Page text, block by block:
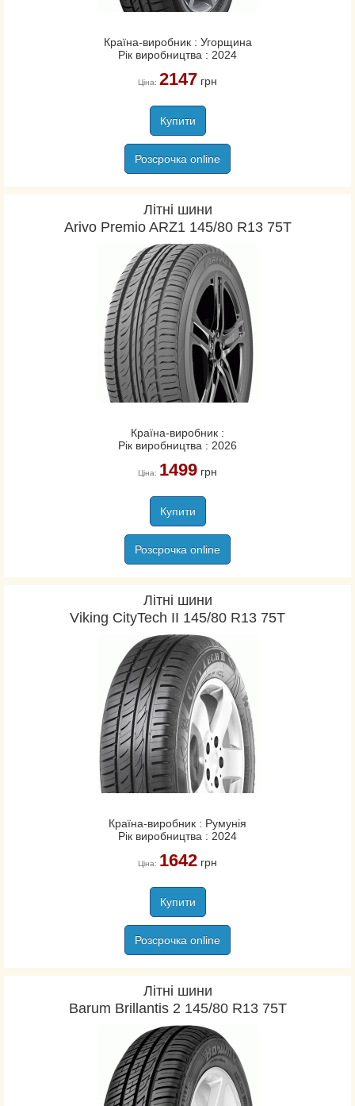
Kleber
Kumho
Lassa
Marangoni
Marshal
Matador
Michelin
Nankang
Nexen/Roadstone
Nitto Tire
Nokian
Orium
Ovation
Pirelli
Premiorri
Rosava
Strial
Sumitomo
Tatko
Tigar
Toyo
Viking
Vredestein
Yokohama
Белшина
Країна-виробник : Угорщина
Рік виробництва : 2024
Ціна: 2147грн
Купити
Розсрочка online
Літні шини
Arivo Premio ARZ1 145/80 R13 75T
Країна-виробник :
Рік виробництва : 2026
Ціна: 1499грн
Купити
Розсрочка online
Літні шини
Viking CityTech II 145/80 R13 75T
Країна-виробник : Румунія
Рік виробництва : 2024
Ціна: 1642грн
Купити
Розсрочка online
Літні шини
Barum Brillantis 2 145/80 R13 75T